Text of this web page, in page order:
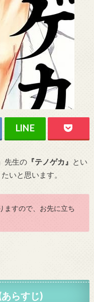
先生の『テノゲカ』 とい
いと思います。
ますので、お先に立ち
あらすじ)